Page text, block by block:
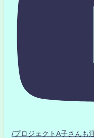
/プロジェクトA子さん